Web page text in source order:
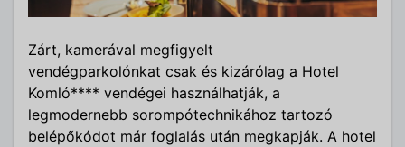
Zárt, kamerával megfigyelt
vendégparkolónkat csak és kizárólag a Hotel
Komló**** vendégei használhatják, a
legmodernebb sorompótechnikához tartozó
belépőkódot már foglalás után megkapják. A hotel